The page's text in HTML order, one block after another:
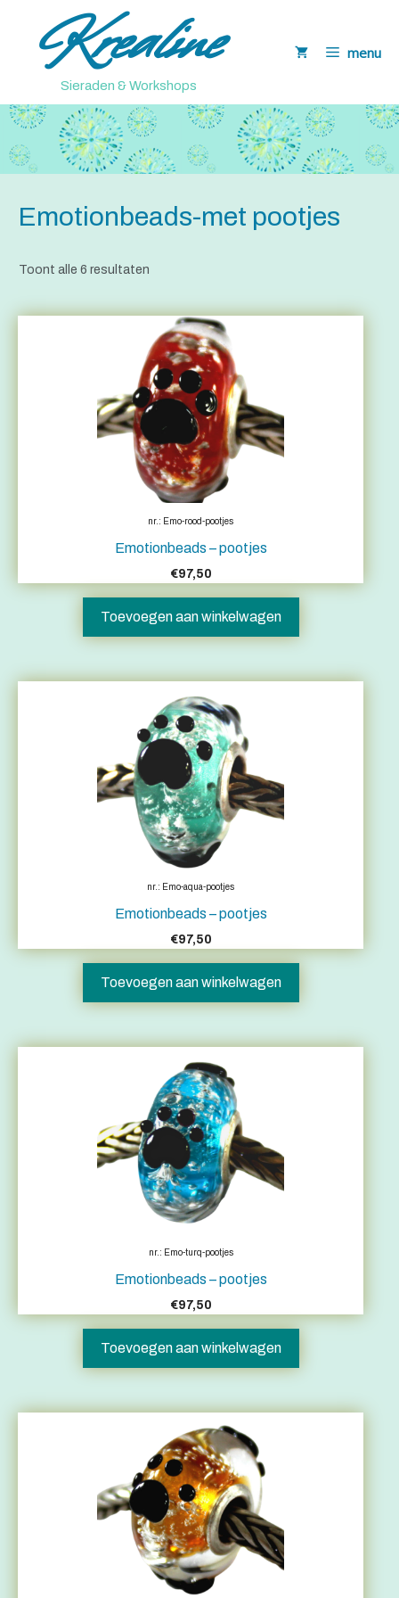
Krealine
Sieraden & Workshops
menu
Emotionbeads-met pootjes
Toont alle 6 resultaten
nr.: Emo-rood-pootjes
Emotionbeads – pootjes
€97,50
Toevoegen aan winkelwagen
nr.: Emo-aqua-pootjes
Emotionbeads – pootjes
€97,50
Toevoegen aan winkelwagen
nr.: Emo-turq-pootjes
Emotionbeads – pootjes
€97,50
Toevoegen aan winkelwagen